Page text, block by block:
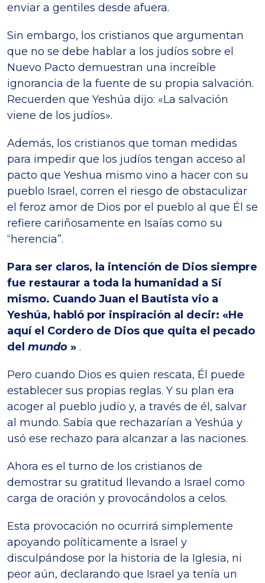
enviar a gentiles desde afuera.
Sin embargo, los cristianos que argumentan
que no se debe hablar a los judíos sobre el
Nuevo Pacto demuestran una increíble
ignorancia de la fuente de su propia salvación.
Recuerden que Yeshúa dijo: «La salvación
viene de los judíos».
Además, los cristianos que toman medidas
para impedir que los judíos tengan acceso al
pacto que Yeshua mismo vino a hacer con su
pueblo Israel, corren el riesgo de obstaculizar
el feroz amor de Dios por el pueblo al que Él se
refiere cariñosamente en Isaías como su
“herencia”.
Para ser claros, la intención de Dios siempre
fue restaurar a toda la humanidad a Sí
mismo. Cuando Juan el Bautista vio a
Yeshúa, habló por inspiración al decir: «He
aquí el Cordero de Dios que quita el pecado
del mundo » .
Pero cuando Dios es quien rescata, Él puede
establecer sus propias reglas. Y su plan era
acoger al pueblo judío y, a través de él, salvar
al mundo. Sabía que rechazarían a Yeshúa y
usó ese rechazo para alcanzar a las naciones.
Ahora es el turno de los cristianos de
demostrar su gratitud llevando a Israel como
carga de oración y provocándolos a celos.
Esta provocación no ocurrirá simplemente
apoyando políticamente a Israel y
disculpándose por la historia de la Iglesia, ni
peor aún, declarando que Israel ya tenía un